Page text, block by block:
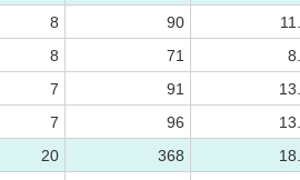
8 90
8 71
7 91
7 96
20 368